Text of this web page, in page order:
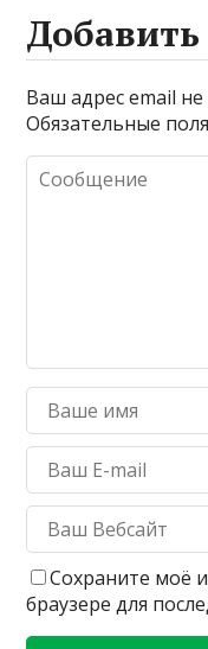
Ваш адрес email
Обязательные
Сохраните моё
браузере для